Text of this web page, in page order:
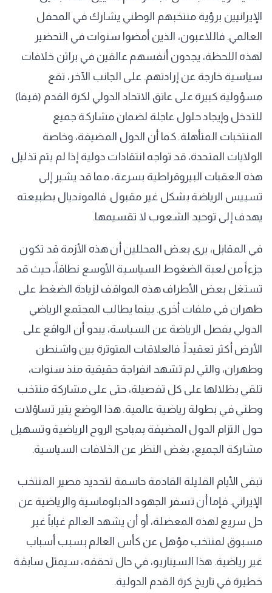
الإيرانيين برؤية منتخبهم الوطني يشارك في المحفل
العالمي. فاللاعبون، الذين أمضوا سنوات في التحضير
لهذه اللحظة، يجدون أنفسهم عالقين في براثن خلافات
سياسية خارجة عن إرادتهم. على الجانب الآخر، تقع
مسؤولية كبيرة على عاتق الاتحاد الدولي لكرة القدم (فيفا)
للتدخل وإيجاد حلول عاجلة لضمان مشاركة جميع
المنتخبات المتأهلة. كما أن الدول المضيفة، وخاصة
الولايات المتحدة، قد تواجه انتقادات دولية إذا لم يتم تذليل
هذه العقبات البيروقراطية بسرعة، مما قد يشير إلى
تسييس الرياضة بشكل غير مقبول. فالمونديال بطبيعته
يهدف إلى توحيد الشعوب لا تقسيمها.
في المقابل، يرى بعض المحللين أن هذه الأزمة قد تكون
جزءاً من لعبة الضغوط السياسية الأوسع نطاقاً، حيث قد
تستغل بعض الأطراف هذه المواقف لزيادة الضغط على
طهران في ملفات أخرى. بينما يطالب المجتمع الرياضي
الدولي بفصل الرياضة عن السياسة، يبدو أن الواقع على
الأرض أكثر تعقيداً. فالعلاقات المتوترة بين واشنطن
وطهران، والتي لم تشهد انفراجة حقيقية منذ سنوات،
تلقي بظلالها على كل تفصيلة، حتى على مشاركة منتخب
وطني في بطولة رياضية عالمية. هذا الوضع يثير تساؤلات
حول التزام الدول المضيفة بمبادئ الروح الرياضية وتسهيل
مشاركة الجميع، بغض النظر عن الخلافات السياسية.
تبقى الأيام القليلة القادمة حاسمة لتحديد مصير المنتخب
الإيراني. فإما أن تسفر الجهود الدبلوماسية والرياضية عن
حل سريع لهذه المعضلة، أو أن يشهد العالم غياباً غير
مسبوق لمنتخب مؤهل عن كأس العالم بسبب أسباب
غير رياضية. هذا السيناريو، في حال تحققه، سيمثل سابقة
خطيرة في تاريخ كرة القدم الدولية.